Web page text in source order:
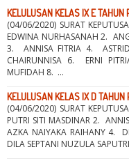
KELULUSAN KELAS IX E
(04/06/2020) SURAT
EDWINA NURHASANAH 2.
3. ANNISA FITRIA 4.
CHAIRUNNISA 6. ERNI
MUFIDAH 8. ...
KELULUSAN KELAS IX D
(04/06/2020) SURAT
PUTRI SITI MASDINAR 2.
AZKA NAIYAKA RAIHANY 4.
DILA SEPTANI NUZULA